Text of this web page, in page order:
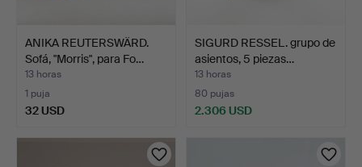
ANIKA REUTERSWÄRD.
Sofá, "Morris", para Fo…
13 horas
1 puja
32 USD
SIGURD RESSEL. grupo de
asientos, 5 piezas…
13 horas
80 pujas
2.306 USD